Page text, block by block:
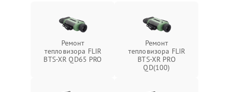
Ремонт
тепловизора FLIR
BTS-XR QD65 PRO
Ремонт
тепловизора FLIR
BTS-XR PRO
QD(100)